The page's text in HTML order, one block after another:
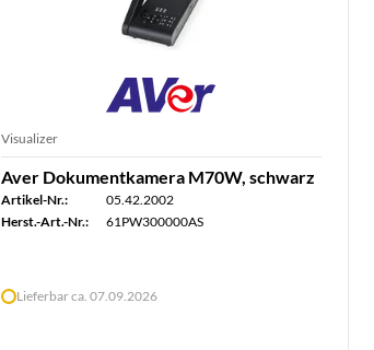
Visualizer
Aver Dokumentkamera M70W, schwarz
Artikel-Nr.:
05.42.2002
Herst.-Art.-Nr.:
61PW300000AS
Lieferbar ca. 07.09.2026